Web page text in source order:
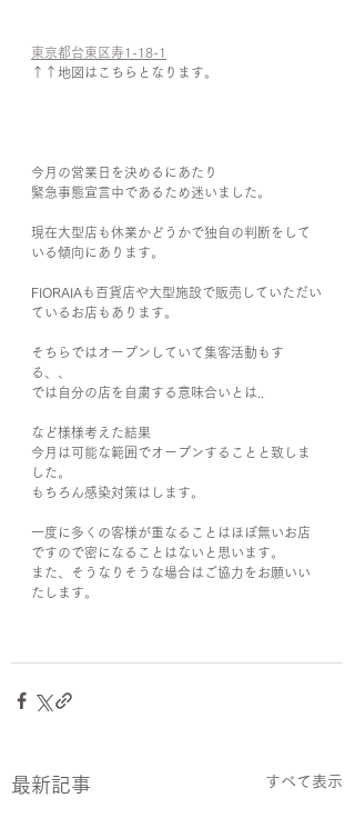
東京都台東区寿1-18-1
↑↑地図はこちらとなります。
今月の営業日を決めるにあたり
緊急事態宣言中であるため迷いました。
現在大型店も休業かどうかで独自の判断をして
いる傾向にあります。
FIORAIAも百貨店や大型施設で販売していただい
ているお店もあります。
そちらではオープンしていて集客活動もす
る、、
では自分の店を自粛する意味合いとは..
など様様考えた結果
今月は可能な範囲でオープンすることと致しま
した。
もちろん感染対策はします。
一度に多くの客様が重なることはほぼ無いお店
ですので密になることはないと思います。
また、そうなりそうな場合はご協力をお願いい
たします。
最新記事 すべて表示